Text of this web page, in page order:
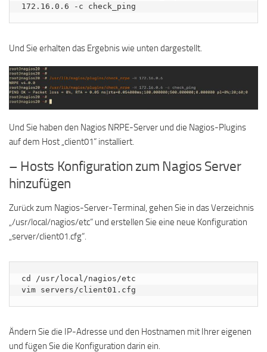
172.16.0.6 -c check_ping
Und Sie erhalten das Ergebnis wie unten dargestellt.
Und Sie haben den Nagios NRPE-Server und die Nagios-Plugins
auf dem Host „client01“ installiert.
– Hosts Konfiguration zum Nagios Server
hinzufügen
Zurück zum Nagios-Server-Terminal, gehen Sie in das Verzeichnis
„/usr/local/nagios/etc“ und erstellen Sie eine neue Konfiguration
„server/client01.cfg“.
cd /usr/local/nagios/etc
vim servers/client01.cfg
Ändern Sie die IP-Adresse und den Hostnamen mit Ihrer eigenen
und fügen Sie die Konfiguration darin ein.